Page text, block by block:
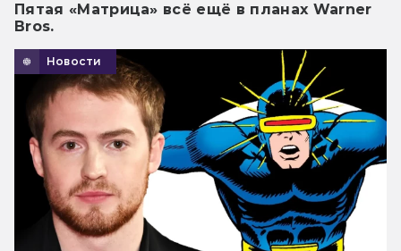
Пятая «Матрица» всё ещё в планах Warner
Bros.
Новости